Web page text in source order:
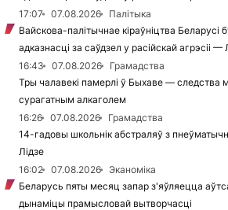
17:07
07.08.2026
Палітыка
Вайскова-палітычнае кіраўніцтва Беларусі
адказнасці за саўдзел у расійскай агрэсіі
16:43
07.08.2026
Грамадства
Тры чалавекі памерлі ў Быхаве — следства
сурагатным алкаголем
16:26
07.08.2026
Грамадства
14-гадовы школьнік абстраляў з
Лідзе
16:02
07.08.2026
Эканоміка
Беларусь пяты месяц запар з'яўляецца
дынаміцы прамысловай вытворчасці